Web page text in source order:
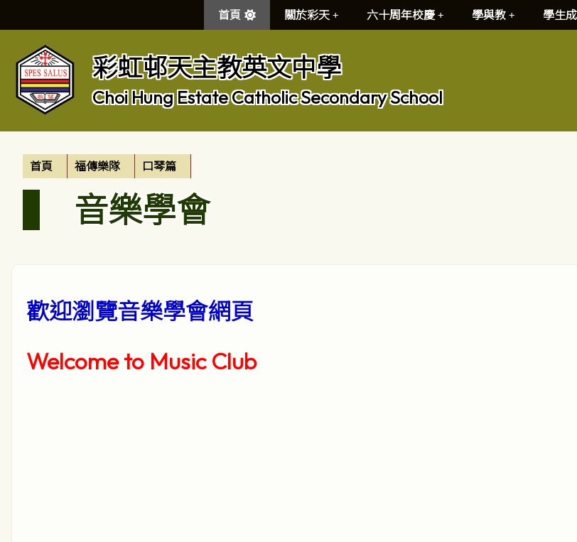
首頁 關於彩天 六十周年校慶 學與教 學生
彩虹邨天主教英文中學
Choi Hung Estate Catholic Secondary School
首頁 福傳樂隊 口琴篇
音樂學會
歡迎瀏覽音樂學會網頁
Welcome to Music Club